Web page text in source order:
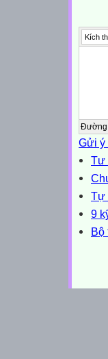
Kích
Đường
Gửi ý
Tư
Tự
9
Bộ